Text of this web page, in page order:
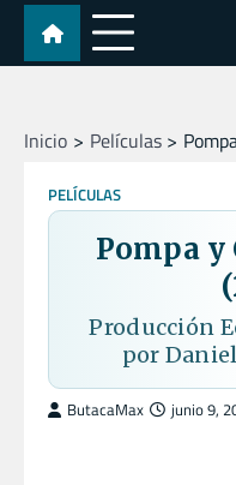
Skip
content
Inicio Películas
PELÍCULAS
Pompa
Producción
por
ButacaMax junio 9,